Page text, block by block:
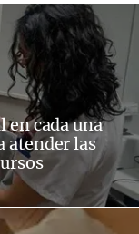
en cada una
atender las